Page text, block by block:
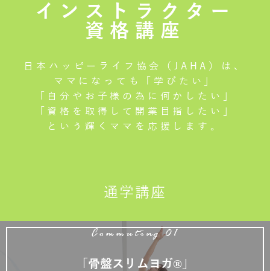
インストラクター
資格講座
日本ハッピーライフ協会（JAHA）は、
ママになっても「学びたい」
「自分やお子様の為に何かしたい」
「資格を取得して開業目指したい」
という輝くママを応援します。
通学講座
Commuting 01
「骨盤スリムヨガ®」